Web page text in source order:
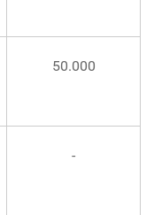
50.000
-